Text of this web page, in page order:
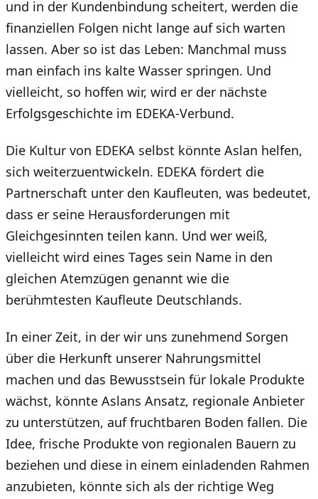
und in der Kundenbindung scheitert, werden die
finanziellen Folgen nicht lange auf sich warten
lassen. Aber so ist das Leben: Manchmal muss
man einfach ins kalte Wasser springen. Und
vielleicht, so hoffen wir, wird er der nächste
Erfolgsgeschichte im EDEKA-Verbund.
Die Kultur von EDEKA selbst könnte Aslan helfen,
sich weiterzuentwickeln. EDEKA fördert die
Partnerschaft unter den Kaufleuten, was bedeutet,
dass er seine Herausforderungen mit
Gleichgesinnten teilen kann. Und wer weiß,
vielleicht wird eines Tages sein Name in den
gleichen Atemzügen genannt wie die
berühmtesten Kaufleute Deutschlands.
In einer Zeit, in der wir uns zunehmend Sorgen
über die Herkunft unserer Nahrungsmittel
machen und das Bewusstsein für lokale Produkte
wächst, könnte Aslans Ansatz, regionale Anbieter
zu unterstützen, auf fruchtbaren Boden fallen. Die
Idee, frische Produkte von regionalen Bauern zu
beziehen und diese in einem einladenden Rahmen
anzubieten, könnte sich als der richtige Weg